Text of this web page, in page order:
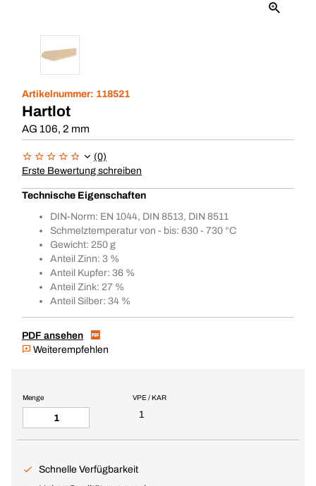
Artikelnummer: 118521
Hartlot
AG 106, 2 mm
(0)
Erste Bewertung schreiben
Technische Eigenschaften
DIN-Norm: EN 1044, DIN 8513, DIN 8511
Schmelztemperatur von - bis: 630 - 730 °C
Gewicht: 250 g
Anteil Zinn: 3 %
Anteil Kupfer: 36 %
Anteil Zink: 27 %
Anteil Silber: 34 %
PDF ansehen
Weiterempfehlen
VPE / KAR
1
Menge
Schnelle Verfügbarkeit